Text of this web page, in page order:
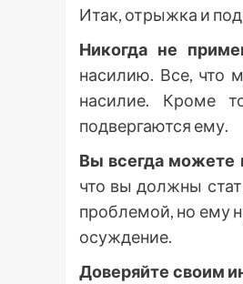
Итак, отрыжка и
Никогда не
насилию. Все, что
насилие. Кроме
подвергаются ему.
Вы всегда можете
что вы должны
проблемой, но ему
осуждение.
Доверяйте своим